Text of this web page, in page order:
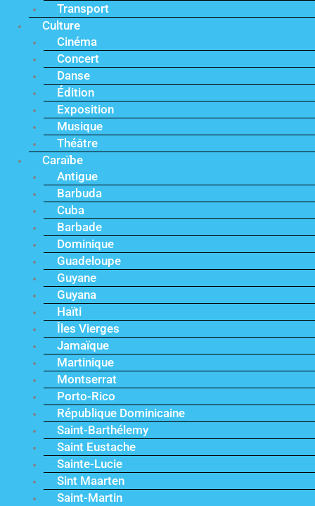
Transport
Culture
Cinéma
Concert
Danse
Édition
Exposition
Musique
Théâtre
Caraïbe
Antigue
Barbuda
Cuba
Barbade
Dominique
Guadeloupe
Guyane
Guyana
Haïti
Îles Vierges
Jamaïque
Martinique
Montserrat
Porto-Rico
République Dominicaine
Saint-Barthélemy
Saint Eustache
Sainte-Lucie
Sint Maarten
Saint-Martin